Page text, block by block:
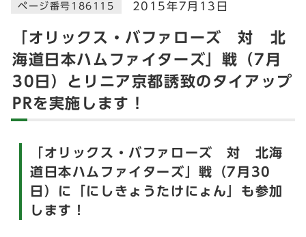
ページ番号186115 2015年7月13日
「オリックス・バファローズ 対 北
海道日本ハムファイターズ」戦（7月
30日）とリニア京都誘致のタイアップ
PRを実施します！
「オリックス・バファローズ 対 北海
道日本ハムファイターズ」戦（7月30
日）に「にしきょうたけにょん」も参加
します！